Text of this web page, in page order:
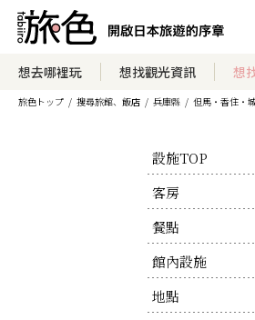
想去哪裡玩 想找觀光資訊 想
旅色トップ 搜尋旅館、飯店 兵庫縣 但馬・香住・
設施TOP
客房
餐點
館內設施
地點
瀏覽住
瀏覽